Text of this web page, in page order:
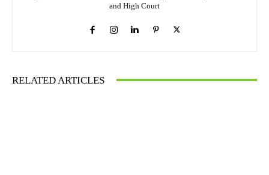
and High Court
RELATED ARTICLES